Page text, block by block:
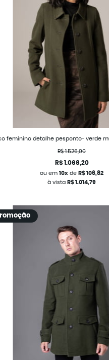
feminino detalhe pesponto- verde
R$ 1.526,00
R$ 1.068,20
ou em10x de R$ 106,82
à vista R$ 1.014,79